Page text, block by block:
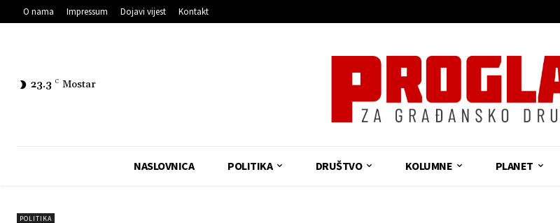
O nama Impressum Dojavi vijest Kontakt
23.3 C Mostar
NASLOVNICA POLITIKA DRUŠTVO KOLUMNE PLANET
POLITIKA